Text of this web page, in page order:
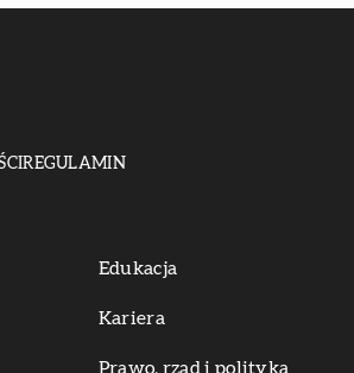
REGULAMIN
Edukacja
Kariera
Prawo, rząd i polityka